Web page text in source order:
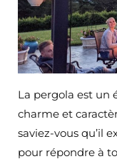
La pergola est un
charme et
saviez-vous qu’il
pour répondre à